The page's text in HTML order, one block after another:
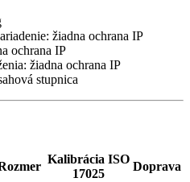
žiadna ochrana IP
ochrana IP
žiadna ochrana IP
stupnica
Kalibrácia ISO
17025
Doprava